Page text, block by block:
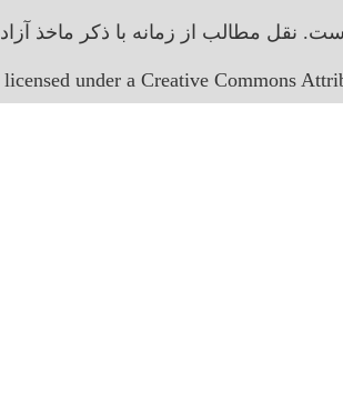
نقل مطالب از زمانه با ذکر ماخذ آزاد
licensed under a Creative Commons